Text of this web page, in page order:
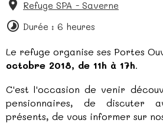
Refuge SPA - Saverne
Durée : 6 heures
Le refuge organise ses Portes
octobre 2018, de 11h à 17h.
C'est l'occasion de venir
pensionnaires, de discuter
présents, de vous informer sur